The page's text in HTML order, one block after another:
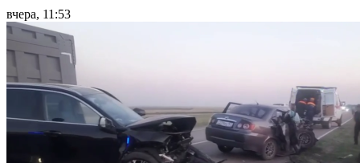
вчера, 11:53